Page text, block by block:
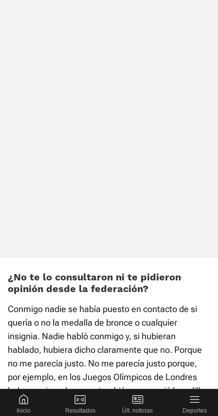
¿No te lo consultaron ni te pidieron
opinión desde la federación?
Conmigo nadie se había puesto en contacto de si
quería o no la medalla de bronce o cualquier
insignia. Nadie habló conmigo y, si hubieran
hablado, hubiera dicho claramente que no. Porque
no me parecía justo. No me parecía justo porque,
por ejemplo, en los Juegos Olímpicos de Londres
hubo una jugadora que también se rompió la rodilla
en la lucha por el bronce y no había ninguna medalla
Inicio Resultados Últ. noticias Deportes